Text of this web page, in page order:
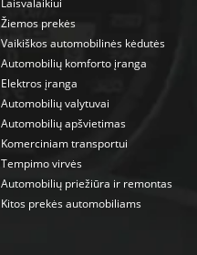
Žiemos prekės
Vaikiškos automobilinės kėdutės
Automobilių komforto įranga
Elektros įranga
Automobilių valytuvai
Automobilių apšvietimas
Komerciniam transportui
Tempimo virvės
Automobilių priežiūra ir remontas
Kitos prekės automobiliams